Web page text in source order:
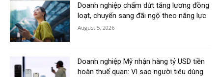
Doanh nghiệp chấm dứt tăng lương đồng
loạt, chuyển sang đãi ngộ theo năng lực
August 5, 2026
Doanh nghiệp Mỹ nhận hàng tỷ USD tiền
hoàn thuế quan: Vì sao người tiêu dùng